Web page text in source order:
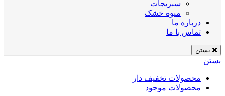
سبزیجات
میوه خشک
درباره ما
تماس با ما
بستن
بستن
محصولات تخفیف دار
محصولات موجود